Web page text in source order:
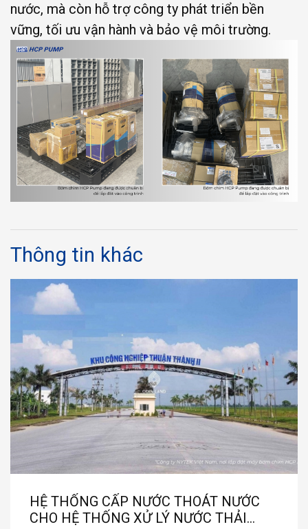
nước, mà còn hỗ trợ công ty phát triển bền
vững, tối ưu vận hành và bảo vệ môi trường.
Thông tin khác
HỆ THỐNG CẤP NƯỚC THOÁT NƯỚC
CHO HỆ THỐNG XỬ LÝ NƯỚC THẢI